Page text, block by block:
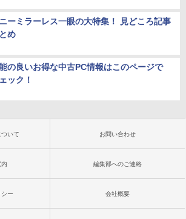
ーミラーレス一眼の大特集！ 見どころ記事
め
の良いお得な中古PC情報はこのページで
ック！
いて お問い合わせ
編集部へのご連絡
ー 会社概要